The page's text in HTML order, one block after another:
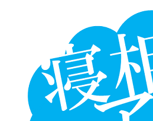
Language
開催情報
動画